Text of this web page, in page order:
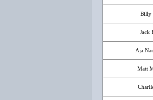
Billy
Jack
Aja
Matt